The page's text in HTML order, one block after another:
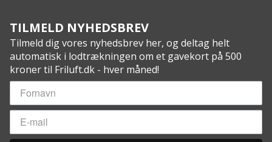
TILMELD NYHEDSBREV
Tilmeld dig vores nyhedsbrev her, og deltag helt
automatisk i lodtrækningen om et gavekort på 500
kroner til Friluft.dk - hver måned!